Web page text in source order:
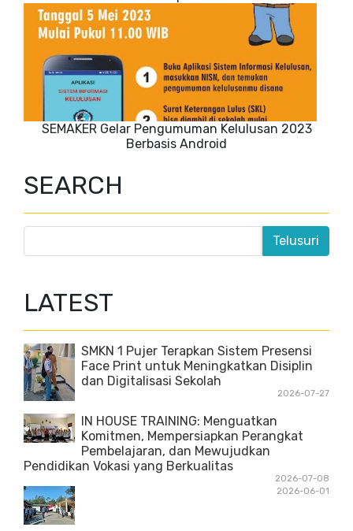
SEMAKER Gelar Pengumuman Kelulusan 2023
Berbasis Android
SEARCH
LATEST
SMKN 1 Pujer Terapkan Sistem Presensi
Face Print untuk Meningkatkan Disiplin
dan Digitalisasi Sekolah
2026-07-27
IN HOUSE TRAINING: Menguatkan
Komitmen, Mempersiapkan Perangkat
Pembelajaran, dan Mewujudkan
Pendidikan Vokasi yang Berkualitas
2026-07-08
2026-06-01